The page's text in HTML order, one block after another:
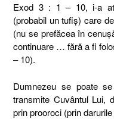
Exod 3 : 1 – 10, i-a
(probabil un tufiş) care
(nu se prefăcea în
continuare … fără a fi
– 10).
Dumnezeu se poate
transmite Cuvântul Lui,
prin prooroci (prin